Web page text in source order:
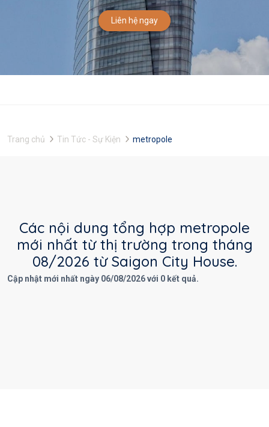
Liên hệ ngay
Trang chủ Tin Tức - Sự Kiện metropole
Các nội dung tổng hợp metropole
mới nhất từ thị trường trong tháng
08/2026 từ Saigon City House.
Cập nhật mới nhất ngày 06/08/2026 với 0 kết quả.